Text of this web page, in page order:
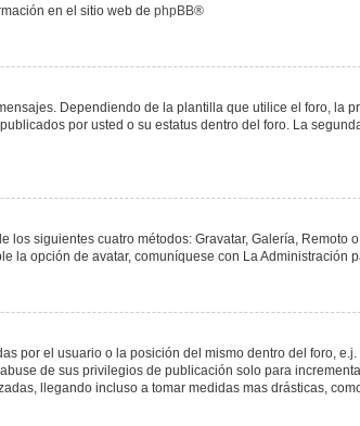
en el sitio web de phpBB®
Dependiendo de la plantilla que utilice el foro, la
por usted o su estatus dentro del foro. La
siguientes cuatro métodos: Gravatar, Galería, Remoto
la opción de avatar, comuníquese con La Administración
por el usuario o la posición del mismo dentro del foro,
de sus privilegios de publicación solo para
llegando incluso a tomar medidas mas drásticas,